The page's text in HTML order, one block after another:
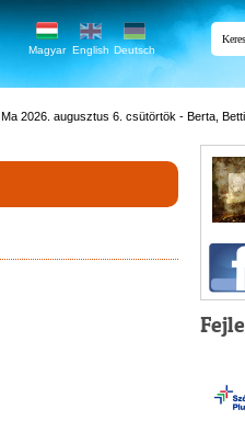
Magyar English Deutsch
Ma 2026. augusztus 6. csütörtök - Berta,